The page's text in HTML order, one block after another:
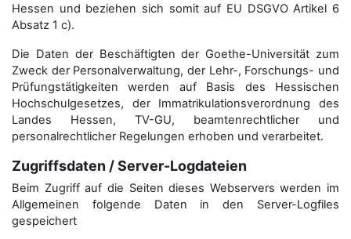
Hessen und beziehen sich somit auf EU DSGVO Artikel 6
Absatz 1 c).
Die Daten der Beschäftigten der Goethe-Universität zum
Zweck der Personal­verwaltung, der Lehr-, Forschungs- und
Prüfungstätigkeiten werden auf Basis des Hessischen
Hochschulgesetzes, der Immatrikulations­verordnung des
Landes Hessen, TV-GU, beamtenrechtlicher und
personalrechtlicher Regelungen erhoben und verarbeitet.
Zugriffsdaten / Server-Logdateien
Beim Zugriff auf die Seiten dieses Webservers werden im
Allgemeinen folgende Daten in den Server-Logfiles
gespeichert